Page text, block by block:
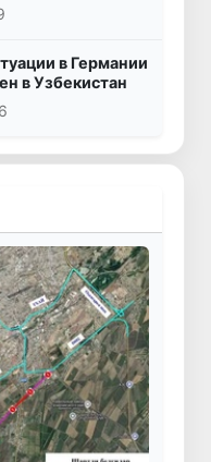
в Германии
в Узбекистан